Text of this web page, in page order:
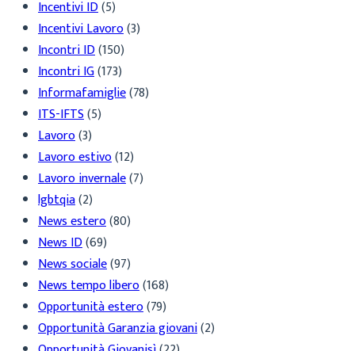
Incentivi ID(5)
Incentivi Lavoro(3)
Incontri ID(150)
Incontri IG(173)
Informafamiglie(78)
ITS-IFTS(5)
Lavoro(3)
Lavoro estivo(12)
Lavoro invernale(7)
lgbtqia(2)
News estero(80)
News ID(69)
News sociale(97)
News tempo libero(168)
Opportunità estero(79)
Opportunità Garanzia giovani(2)